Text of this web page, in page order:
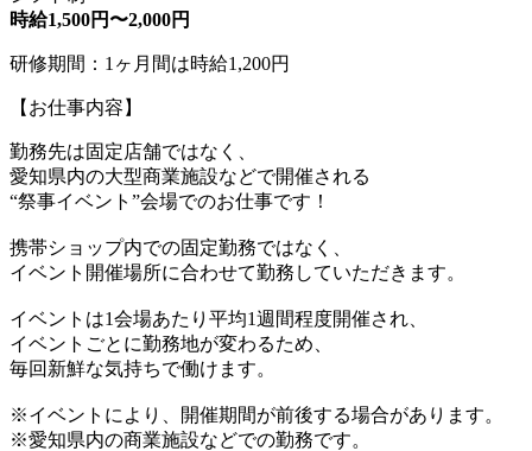
時給1,500円〜2,000円
研修期間：1ヶ月間は時給1,200円
【お仕事内容】
勤務先は固定店舗ではなく、
愛知県内の大型商業施設などで開催される
“祭事イベント”会場でのお仕事です！
携帯ショップ内での固定勤務ではなく、
イベント開催場所に合わせて勤務していただきます。
イベントは1会場あたり平均1週間程度開催され、
イベントごとに勤務地が変わるため、
毎回新鮮な気持ちで働けます。
※イベントにより、開催期間が前後する場合があります。
※愛知県内の商業施設などでの勤務です。